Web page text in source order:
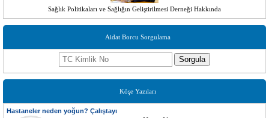
Sağlık Politikaları ve Sağlığın Geliştirilmesi Derneği Hakkında
Aidat Borcu Sorgulama
Sorgula
Köşe Yazıları
Hastaneler neden yoğun? Çalıştayı